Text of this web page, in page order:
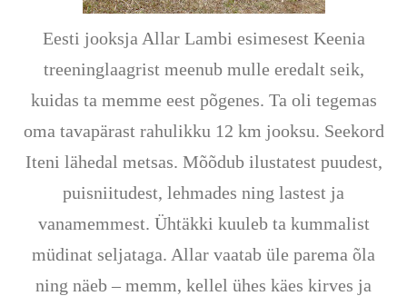
Eesti jooksja Allar Lambi esimesest Keenia
treeninglaagrist meenub mulle eredalt seik,
kuidas ta memme eest põgenes. Ta oli tegemas
oma tavapärast rahulikku 12 km jooksu. Seekord
Iteni lähedal metsas. Mõõdub ilustatest puudest,
puisniitudest, lehmades ning lastest ja
vanamemmest. Ühtäkki kuuleb ta kummalist
müdinat seljataga. Allar vaatab üle parema õla
ning näeb – memm, kellel ühes käes kirves ja